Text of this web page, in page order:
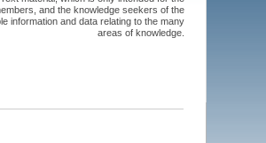
and the knowledge seekers of the
information and data relating to the many
areas of knowledge.